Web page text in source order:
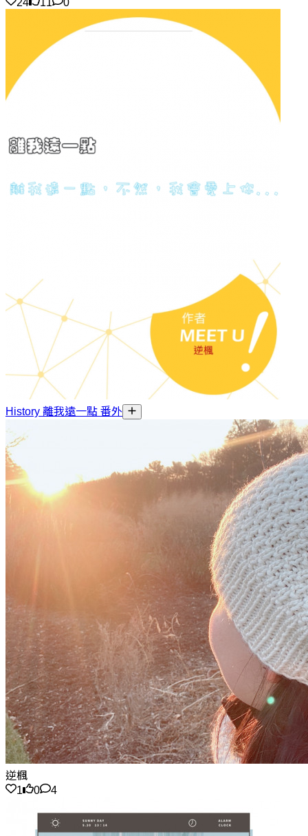
24 11 0
History 離我遠一點 番外
逆楓
1
0 4